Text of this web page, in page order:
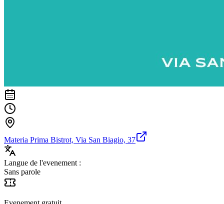
Materia Prima Bistrot, Via San Biagio, 37
Langue de l'evenement :
Sans parole